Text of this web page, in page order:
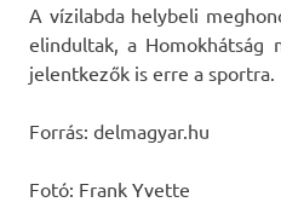
A vízilabda helybeli
elindultak, a Homokhátság
je­lentkezők is erre a sportra.
Forrás: delmagyar.hu
Fotó: Frank Yvette